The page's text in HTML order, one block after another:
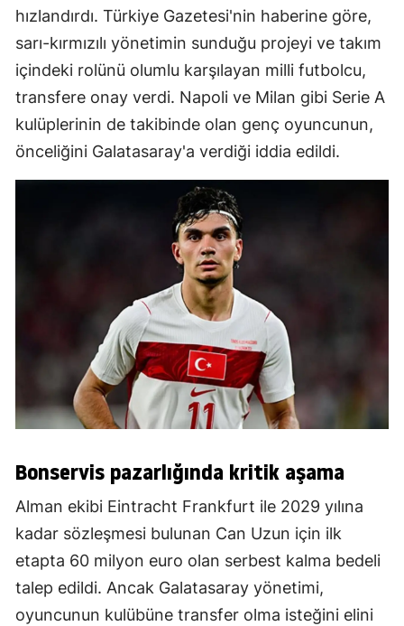
hızlandırdı. Türkiye Gazetesi'nin haberine göre,
sarı-kırmızılı yönetimin sunduğu projeyi ve takım
içindeki rolünü olumlu karşılayan milli futbolcu,
transfere onay verdi. Napoli ve Milan gibi Serie A
kulüplerinin de takibinde olan genç oyuncunun,
önceliğini Galatasaray'a verdiği iddia edildi.
Bonservis pazarlığında kritik aşama
Alman ekibi Eintracht Frankfurt ile 2029 yılına
kadar sözleşmesi bulunan Can Uzun için ilk
etapta 60 milyon euro olan serbest kalma bedeli
talep edildi. Ancak Galatasaray yönetimi,
oyuncunun kulübüne transfer olma isteğini elini